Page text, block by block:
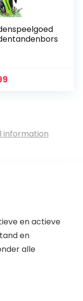
information
en actieve
en
alle